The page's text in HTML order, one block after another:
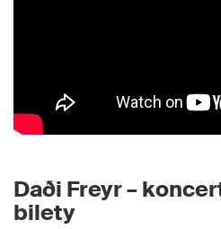
Daði Freyr –
bilety